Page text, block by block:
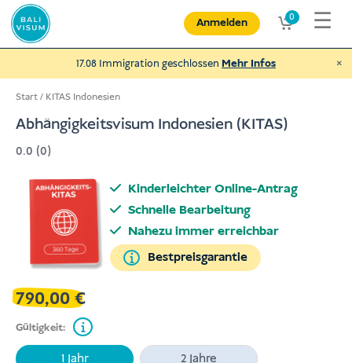
Zum
Inhalt
springen
Anmelden 0 ☰
17.08 Immigration geschlossen Mehr Infos ×
Start/ KITAS Indonesien
Abhängigkeitsvisum Indonesien (KITAS)
0.0 (0)
Kinderleichter Online-Antrag
Schnelle Bearbeitung
Nahezu immer erreichbar
Bestpreisgarantie
790,00€
Gültigkeit:
1 Jahr 2 Jahre
mehr
€ Spenden